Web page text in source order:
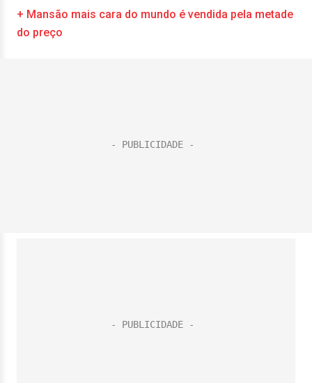
+ Mansão mais cara do mundo é vendida pela metade
do preço